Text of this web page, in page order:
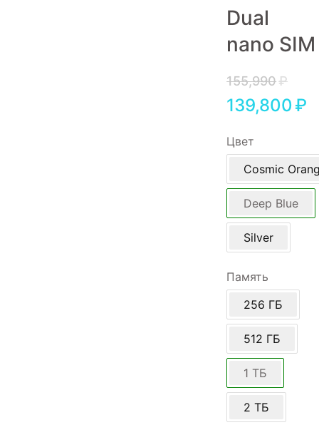
Dual
nano SIM
155,990₽
139,800₽
Цвет
Cosmic
Deep Blue
Silver
Память
256 ГБ
512 ГБ
1 ТБ
2 ТБ